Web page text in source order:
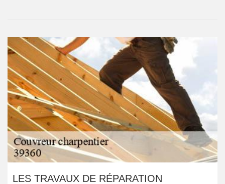
LES TRAVAUX DE RÉPARATION